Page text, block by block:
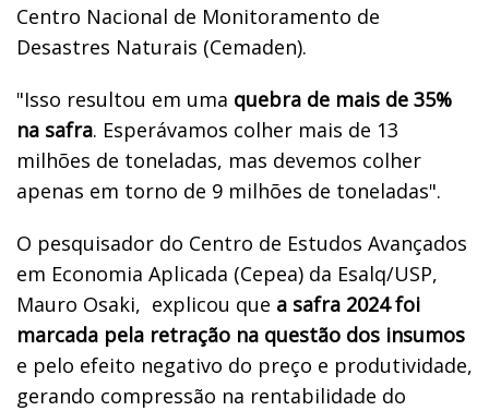
Centro Nacional de Monitoramento de
Desastres Naturais (Cemaden).
"Isso resultou em uma quebra de mais de 35%
na safra. Esperávamos colher mais de 13
milhões de toneladas, mas devemos colher
apenas em torno de 9 milhões de toneladas".
O pesquisador do Centro de Estudos Avançados
em Economia Aplicada (Cepea) da Esalq/USP,
Mauro Osaki, explicou que a safra 2024 foi
marcada pela retração na questão dos insumos
e pelo efeito negativo do preço e produtividade,
gerando compressão na rentabilidade do